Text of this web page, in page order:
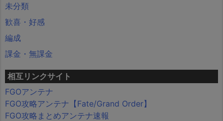
未分類
歓喜・好感
編成
課金・無課金
相互リンクサイト
FGOアンテナ
FGO攻略アンテナ【Fate/Grand Order】
FGO攻略まとめアンテナ速報